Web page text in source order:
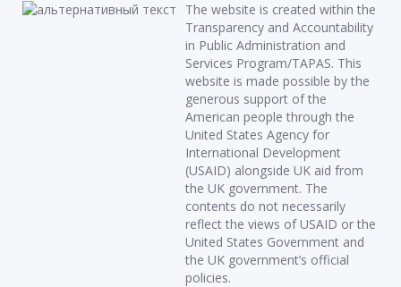
The website is created within the
Transparency and Accountability
in Public Administration and
Services Program/TAPAS. This
website is made possible by the
generous support of the
American people through the
United States Agency for
International Development
(USAID) alongside UK aid from
the UK government. The
contents do not necessarily
reflect the views of USAID or the
United States Government and
the UK government’s official
policies.